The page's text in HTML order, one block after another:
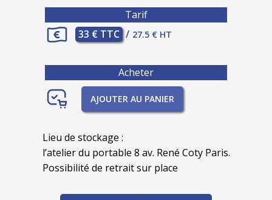
Tarif
33 € TTC / 27.5 € HT
Acheter
AJOUTER AU PANIER
Lieu de stockage :
l’atelier du portable 8 av. René Coty Paris.
Possibilité de retrait sur place